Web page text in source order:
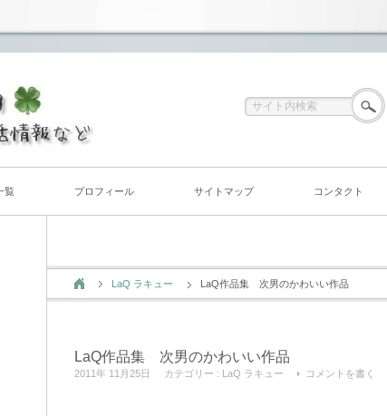
覧 プロフィール サイトマップ コンタクト
LaQ ラキュー LaQ作品集 次男のかわいい作品
LaQ作品集 次男のかわいい作品
2011年 11月25日 カテゴリー : LaQ ラキュー コメントを書く